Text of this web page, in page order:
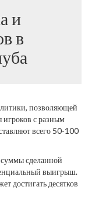
и
в
позволяющей
игроков с разным
всего 50-100
сделанной
выигрыш.
достигать десятков